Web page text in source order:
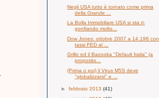
Negli USA tutto è tornato come prima
della Grande ...
La Bolla Immobiliare USA si sta ri-
gonfiando molto...
Dow Jones: ottobre 2007 a 14.198 con
tassi FED al ...
Grillo ed il Bazooka "Default Italia" (a
proposito...
(Prima o poi) il Virus M5S deve
"globalizzarsi" e ...
► febbraio 2013 (41)